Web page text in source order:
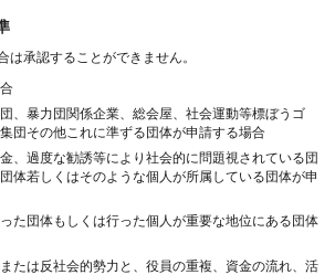
は承認することができません。
、暴力団関係企業、総会屋、社会運動等標ぼうゴ
団その他これに準ずる団体が申請する場合
、過度な勧誘等により社会的に問題視されている団
体若しくはそのような個人が所属している団体が申
た団体もしくは行った個人が重要な地位にある団体
たは反社会的勢力と、役員の重複、資金の流れ、活